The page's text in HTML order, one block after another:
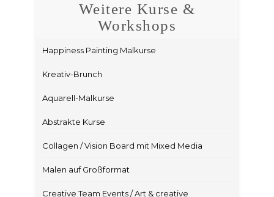
Weitere Kurse &
Workshops
Happiness Painting Malkurse
Kreativ-Brunch
Aquarell-Malkurse
Abstrakte Kurse
Collagen / Vision Board mit Mixed Media
Malen auf Großformat
Creative Team Events / Art & creative